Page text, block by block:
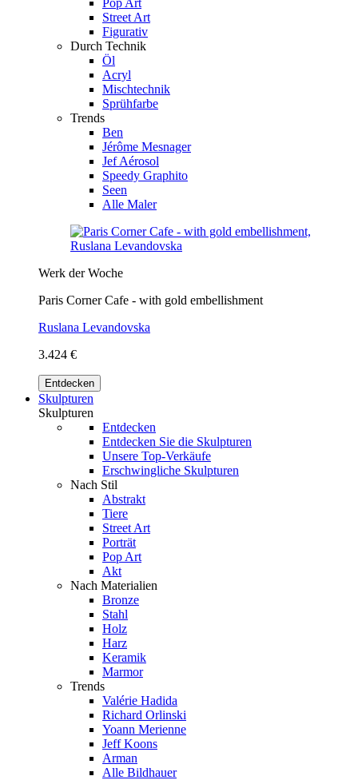
Street Art
Figurativ
Durch Technik
Öl
Acryl
Mischtechnik
Sprühfarbe
Trends
Ben
Jérôme Mesnager
Jef Aérosol
Speedy Graphito
Seen
Alle Maler
Werk der Woche
Paris Corner Cafe - with gold embellishment
Ruslana Levandovska
3.424 €
Entdecken
Skulpturen
Skulpturen
Entdecken
Entdecken Sie die Skulpturen
Unsere Top-Verkäufe
Erschwingliche Skulpturen
Nach Stil
Abstrakt
Tiere
Street Art
Porträt
Pop Art
Akt
Nach Materialien
Bronze
Stahl
Holz
Harz
Keramik
Marmor
Trends
Valérie Hadida
Richard Orlinski
Yoann Merienne
Jeff Koons
Arman
Alle Bildhauer